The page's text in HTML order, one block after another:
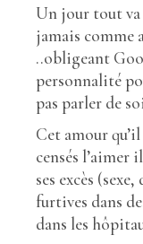
Un jour tout va
jamais comme
..obligeant
personnalité
pas parler de
Cet amour
censés l’aimer
ses excès
furtives dans
dans les